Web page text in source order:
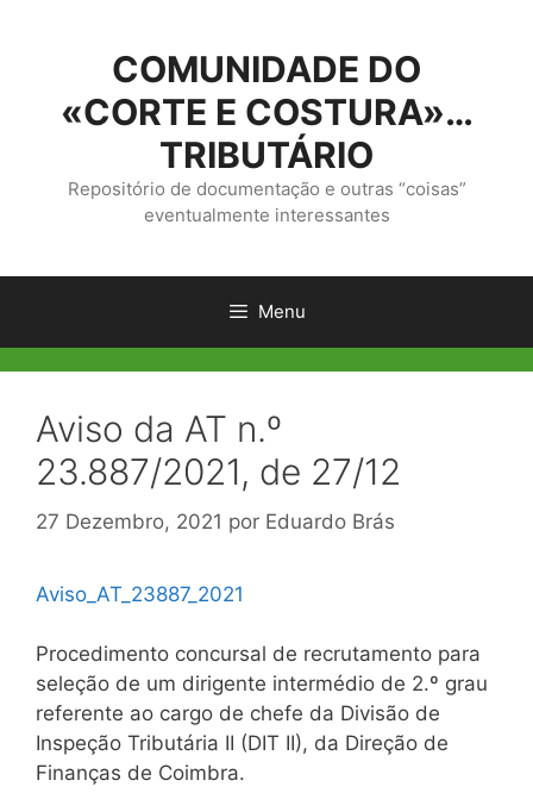
conteúdo
COMUNIDADE DO
«CORTE E COSTURA»…
TRIBUTÁRIO
Repositório de documentação e outras “coisas”
eventualmente interessantes
Menu
Aviso da AT n.º
23.887/2021, de 27/12
27 Dezembro, 2021 por Eduardo Brás
Aviso_AT_23887_2021
Procedimento concursal de recrutamento para
seleção de um dirigente intermédio de 2.º grau
referente ao cargo de chefe da Divisão de
Inspeção Tributária II (DIT II), da Direção de
Finanças de Coimbra.